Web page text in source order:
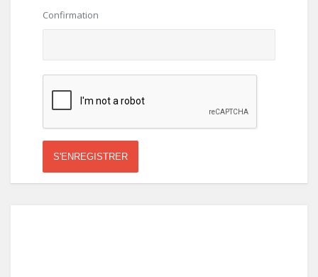
Confirmation
S'ENREGISTRER